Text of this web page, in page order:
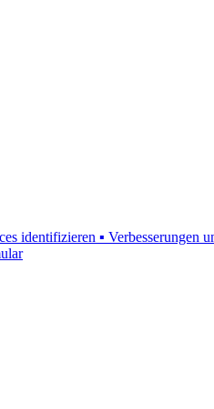
identifizieren ▪